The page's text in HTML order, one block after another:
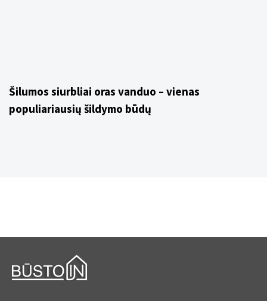
Šilumos siurbliai oras vanduo – vienas
populiariausių šildymo būdų